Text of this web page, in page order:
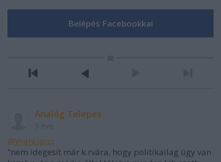
Analóg Telepes
@Vrancisco:
"nem idegesít már k.rvára, hogy politikailag úgy van